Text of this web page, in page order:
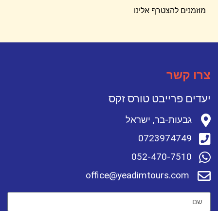
מוזמנים להצטרף אלינו
צרו קשר
יעדים פרייבט טורס זקס
גבעות-בר, ישראל
0723974749
052-470-7510